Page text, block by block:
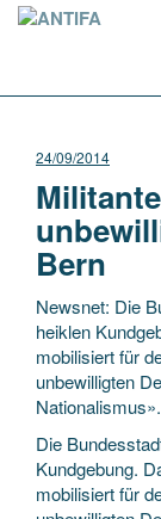
24/09/2014
Bern
Newsnet: Die
heiklen
mobilisiert für
unbewilligten
Nationalismus».
Die
Kundgebung.
mobilisiert für